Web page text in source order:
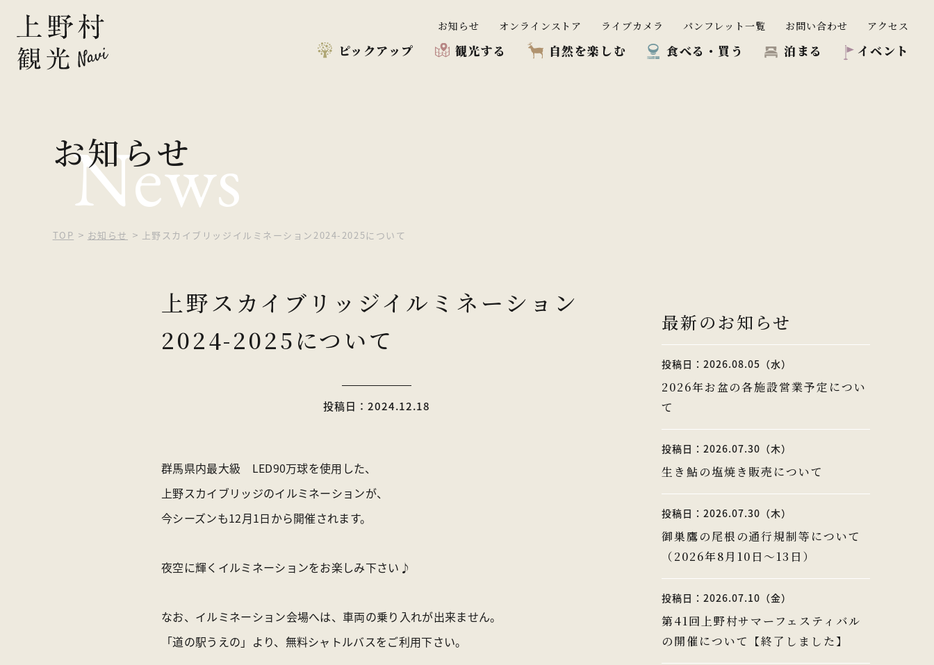
お知らせ オンラインストア ライブカメラ パンフレット一覧 お問い合わせ アクセス
ピックアップ 観光する 自然を楽しむ 食べる・買う 泊まる イベント
自然を楽しむ
イベント
アクセス
お知らせ
News
TOP お知らせ 上野スカイブリッジイルミネーション2024-2025について
上野スカイブリッジイルミネーション
2024-2025について
投稿日：2024.12.18
群馬県内最大級 LED90万球を使用した、
上野スカイブリッジのイルミネーションが、
今シーズンも12月1日から開催されます。
夜空に輝くイルミネーションをお楽しみ下さい♪
なお、イルミネーション会場へは、車両の乗り入れが出来ません。
「道の駅うえの」より、無料シャトルバスをご利用下さい。
最新のお知らせ
投稿日：2026.08.05（水）
2026年お盆の各施設営業予定につい
て
投稿日：2026.07.30（木）
生き鮎の塩焼き販売について
投稿日：2026.07.30（木）
御巣鷹の尾根の通行規制等について
（2026年8月10日～13日）
投稿日：2026.07.10（金）
第41回上野村サマーフェスティバル
の開催について【終了しました】